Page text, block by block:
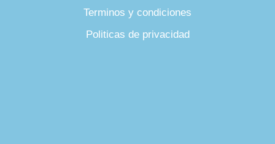
Terminos y condiciones
Politicas de privacidad